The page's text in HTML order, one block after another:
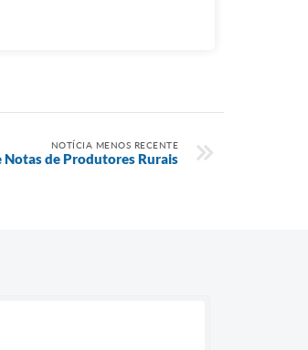
NOTÍCIA MENOS RECENTE
Notas de Produtores Rurais